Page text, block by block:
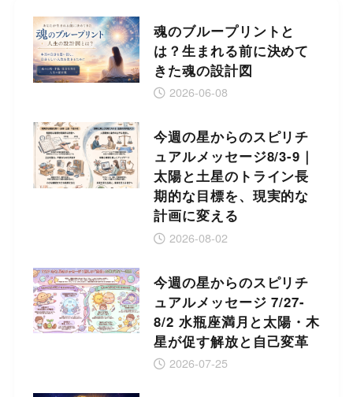
魂のブループリントと
は？生まれる前に決めて
きた魂の設計図
2026-06-08
今週の星からのスピリチ
ュアルメッセージ8/3-9｜
太陽と土星のトライン長
期的な目標を、現実的な
計画に変える
2026-08-02
今週の星からのスピリチ
ュアルメッセージ 7/27-
8/2 水瓶座満月と太陽・木
星が促す解放と自己変革
2026-07-25